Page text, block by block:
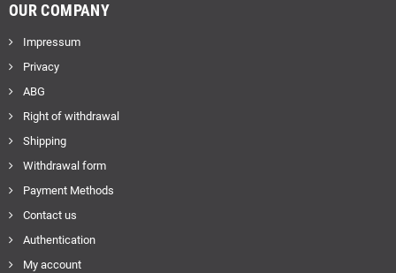
OUR COMPANY
Impressum
Privacy
ABG
Right of withdrawal
Shipping
Withdrawal form
Payment Methods
Contact us
Authentication
My account